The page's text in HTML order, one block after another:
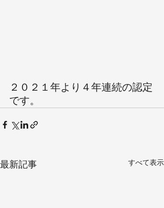
２０２１年より４年連続の認定
です。
最新記事 すべて表示